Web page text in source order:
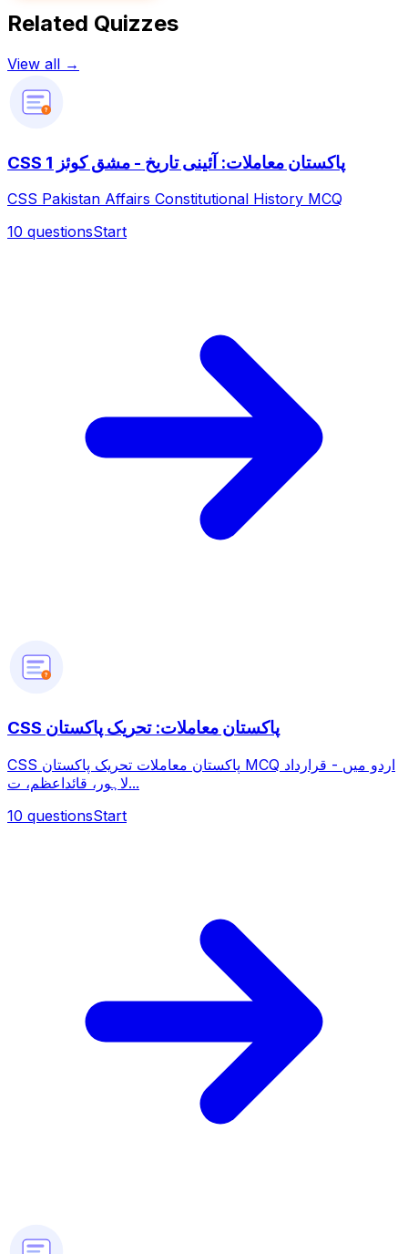
Related Quizzes
View all →
?
CSS پاکستان معاملات: آئینی تاریخ - مشق کوئز 1
CSS Pakistan Affairs Constitutional History MCQ
10 questionsStart
?
CSS پاکستان معاملات: تحریک پاکستان
CSS پاکستان معاملات تحریک پاکستان MCQ اردو میں - قرارداد
لاہور، قائداعظم، ت...
10 questionsStart